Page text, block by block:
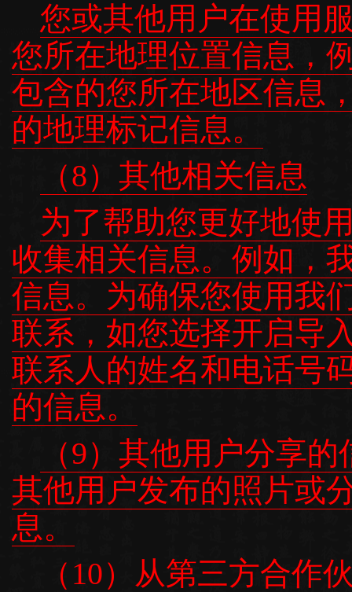
您或其他用户在使用
您所在地理位置信息，
包含的您所在地区信息
的地理标记信息。
（8）其他相关信息
为了帮助您更好地使
收集相关信息。例如，
信息。为确保您使用我
联系，如您选择开启导
联系人的姓名和电话号
的信息。
（9）其他用户分享
其他用户发布的照片或
息。
（10）从第三方合作